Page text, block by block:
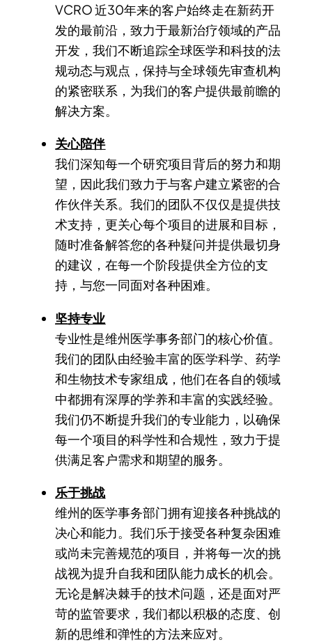
VCRO 近30年来的客户始终走在新药开
发的最前沿，致力于最新治疗领域的产品
开发，我们不断追踪全球医学和科技的法
规动态与观点，保持与全球领先审查机构
的紧密联系，为我们的客户提供最前瞻的
解决方案。
关心陪伴
我们深知每一个研究项目背后的努力和期
望，因此我们致力于与客户建立紧密的合
作伙伴关系。我们的团队不仅仅是提供技
术支持，更关心每个项目的进展和目标，
随时准备解答您的各种疑问并提供最切身
的建议，在每一个阶段提供全方位的支
持，与您一同面对各种困难。
坚持专业
专业性是维州医学事务部门的核心价值。
我们的团队由经验丰富的医学科学、药学
和生物技术专家组成，他们在各自的领域
中都拥有深厚的学养和丰富的实践经验。
我们仍不断提升我们的专业能力，以确保
每一个项目的科学性和合规性，致力于提
供满足客户需求和期望的服务。
乐于挑战
维州的医学事务部门拥有迎接各种挑战的
决心和能力。我们乐于接受各种复杂困难
或尚未完善规范的项目，并将每一次的挑
战视为提升自我和团队能力成长的机会。
无论是解决棘手的技术问题，还是面对严
苛的监管要求，我们都以积极的态度、创
新的思维和弹性的方法来应对。